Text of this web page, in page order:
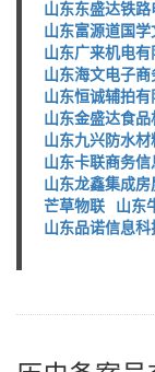
山东东盛达铁
山东富源道国
山东广来机电有
山东海文电子
山东恒诚辅拍
山东金盛达食
山东九兴防水
山东卡联商务
山东龙鑫集成
芒草物联 山东
山东品诺信息